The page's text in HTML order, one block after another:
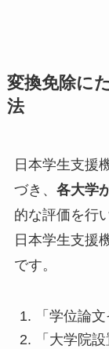
変換免除に
法
日本学生支援
づき、 各大学
的な評価を行
日本学生支援
です。
「学位論
「大学院